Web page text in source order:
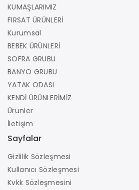
KUMAŞLARIMIZ
FIRSAT ÜRÜNLERİ
Kurumsal
BEBEK ÜRÜNLERİ
SOFRA GRUBU
BANYO GRUBU
YATAK ODASI
KENDİ ÜRÜNLERİMİZ
Ürünler
İletişim
Sayfalar
Gizlilik Sözleşmesi
Kullanıcı Sözleşmesi
Kvkk Sözleşmesini